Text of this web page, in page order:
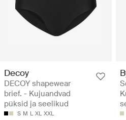
Decoy
DECOY shapewear
brief. - Kujuandvad
püksid ja seelikud
S M L XL XXL